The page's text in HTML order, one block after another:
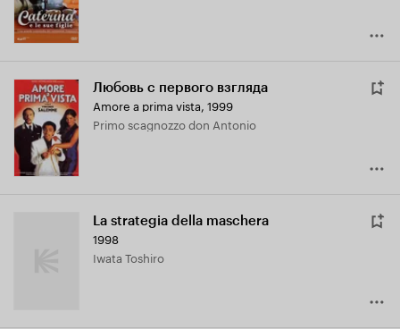
Любовь с первого взгляда
Amore a prima vista, 1999
Primo scagnozzo don Antonio
La strategia della maschera
1998
Iwata Toshiro